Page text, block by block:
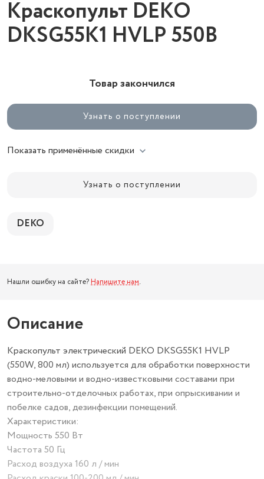
Краскопульт DEKO
DKSG55K1 HVLP 550В
Товар закончился
Узнать о поступлении
Показать применённые скидки
Узнать о поступлении
DEKO
Нашли ошибку на сайте? Напишите нам.
Описание
Краскопульт электрический DEKO DKSG55K1 HVLP
(550W, 800 мл) используется для обработки поверхности
водно-меловыми и водно-известковыми составами при
строительно-отделочных работах, при опрыскивании и
побелке садов, дезинфекции помещений.
Характеристики:
Мощность 550 Вт
Частота 50 Гц
Расход воздуха 160 л / мин